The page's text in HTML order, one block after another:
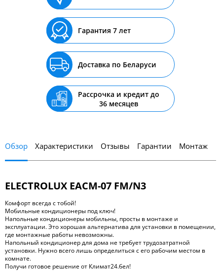
Гарантия 7 лет
Доставка по Беларуси
Рассрочка и кредит до
36 месяцев
Обзор Характеристики Отзывы Гарантии Монтаж
ELECTROLUX EACM-07 FM/N3
Комфорт всегда с тобой!
Мобильные кондиционеры под ключ!
Напольные кондиционеры мобильны, просты в монтаже и
эксплуатации. Это хорошая альтернатива для установки в помещении,
где монтажные работы невозможны.
Напольный кондиционер для дома не требует трудозатратной
установки. Нужно всего лишь определиться с его рабочим местом в
комнате.
Получи готовое решение от Климат24.бел!